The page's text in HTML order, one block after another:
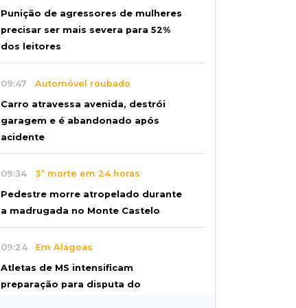
Punição de agressores de mulheres
precisar ser mais severa para 52%
dos leitores
09:47 Automóvel roubado
Carro atravessa avenida, destrói
garagem e é abandonado após
acidente
09:34 3ª morte em 24 horas
Pedestre morre atropelado durante
a madrugada no Monte Castelo
09:24 Em Alagoas
Atletas de MS intensificam
preparação para disputa do